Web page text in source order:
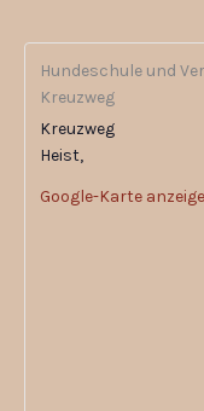
Hundeschule und
Kreuzweg
Kreuzweg
Heist,
Google-Karte